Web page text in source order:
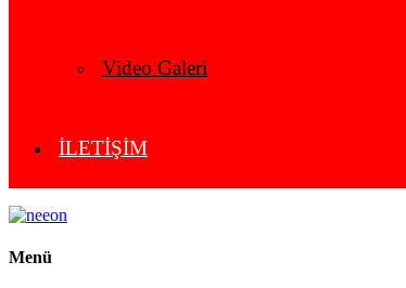
Video Galeri
İLETİŞİM
Menü